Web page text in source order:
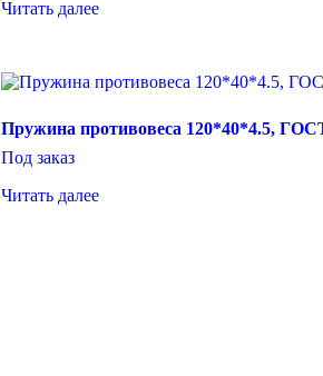
Читать далее
Пружина противовеса 120*40*4.5,
Под заказ
Читать далее